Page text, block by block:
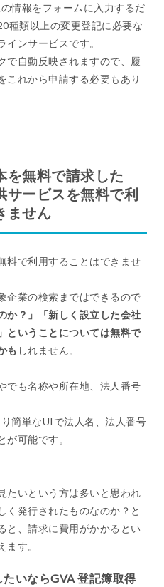
情報をフォームに入力するだ
種類以上の変更登記に必要な
ンサービスです。
で自動反映されますので、履
これから申請する必要もあり
を無料で請求した
サービスを無料で利
ません
料で利用することはできませ
企業の検索まではできるので
か？」「新しく設立した会社
ということについては無料で
も しれません。
でも名称や所在地、法人番号
簡単なUIで法人名、法人番号
可能です。
たいという方は多いと思われ
く発行されたものなのか？と
と、請求に費用がかかるとい
す。
いならGVA 登記簿取得